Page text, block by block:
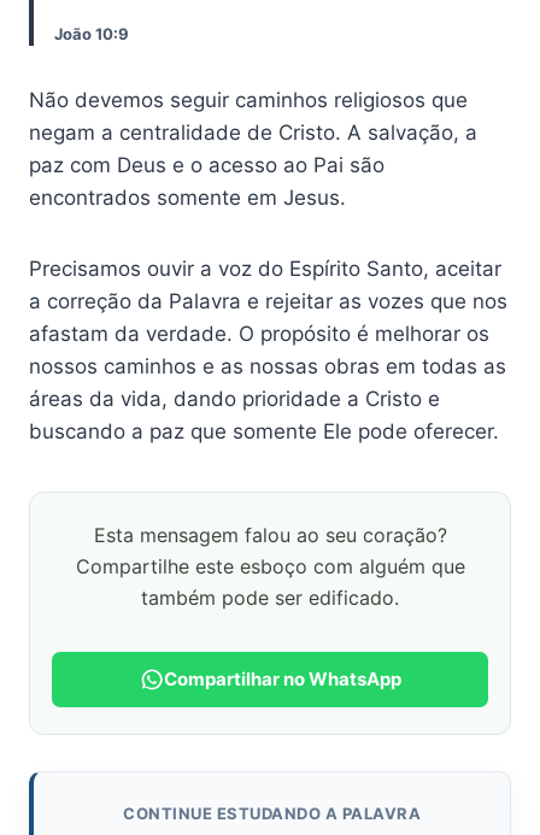
João 10:9
Não devemos seguir caminhos religiosos que
negam a centralidade de Cristo. A salvação, a
paz com Deus e o acesso ao Pai são
encontrados somente em Jesus.
Precisamos ouvir a voz do Espírito Santo, aceitar
a correção da Palavra e rejeitar as vozes que nos
afastam da verdade. O propósito é melhorar os
nossos caminhos e as nossas obras em todas as
áreas da vida, dando prioridade a Cristo e
buscando a paz que somente Ele pode oferecer.
Esta mensagem falou ao seu coração?
Compartilhe este esboço com alguém que
também pode ser edificado.
Compartilhar no WhatsApp
CONTINUE ESTUDANDO A PALAVRA